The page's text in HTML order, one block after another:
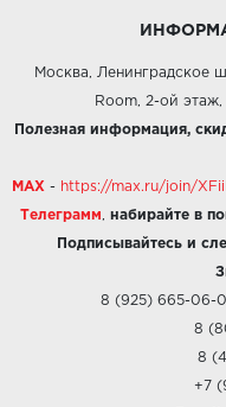
Москва, Ленинградское
Room, 2-ой
Полезная информация,
MAX - https://max.ru/join/
Телеграмм набирайте в
Подписывайтесь и
8 (925) 665-06-
8
8
+7